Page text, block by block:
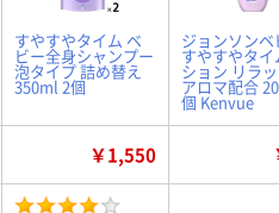
すやすやタイム ベ
ビー全身シャンプー
泡タイプ 詰め替え
350ml 2個
ジョンソンベ
すやすやタ
ション リラ
アロマ配合
個 Kenvue
￥1,550